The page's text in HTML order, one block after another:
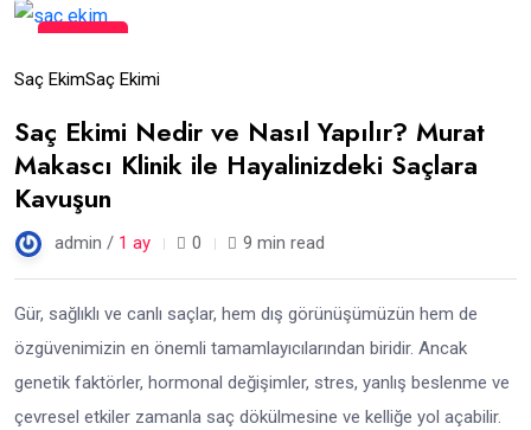
27
Haz
Saç EkimSaç Ekimi
Saç Ekimi Nedir ve Nasıl Yapılır? Murat
Makascı Klinik ile Hayalinizdeki Saçlara
Kavuşun
admin / 1 ay 0 9 min read
Gür, sağlıklı ve canlı saçlar, hem dış görünüşümüzün hem de
özgüvenimizin en önemli tamamlayıcılarından biridir. Ancak
genetik faktörler, hormonal değişimler, stres, yanlış beslenme ve
çevresel etkiler zamanla saç dökülmesine ve kelliğe yol açabilir.